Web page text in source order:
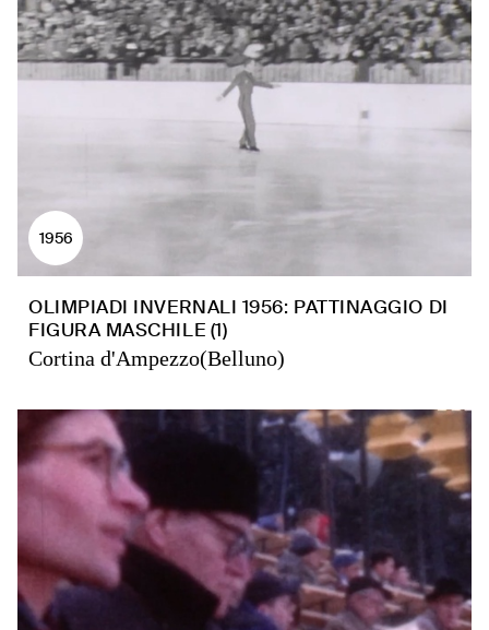
1956
OLIMPIADI INVERNALI 1956: PATTINAGGIO DI
FIGURA MASCHILE (1)
Cortina d'Ampezzo(Belluno)